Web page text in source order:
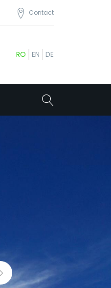
Contact
RO EN DE